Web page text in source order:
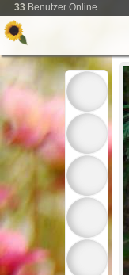
33 Benutzer Online